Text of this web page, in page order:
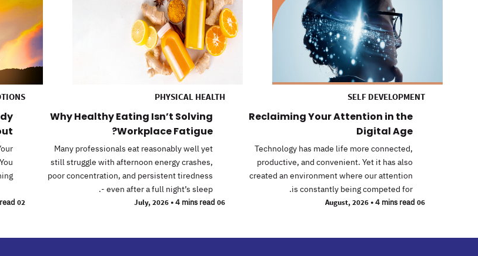
SELF DEVELOPMENT
Reclaiming Your Attention in the
Digital Age
Technology has made life more connected,
productive, and convenient. Yet it has also
created an environment where our attention
is constantly being competed for.
06 August, 2026
•4 mins read
PHYSICAL HEALTH
Why Healthy Eating Isn’t Solving
Workplace Fatigue?
Many professionals eat reasonably well yet
still struggle with afternoon energy crashes,
poor concentration, and persistent tiredness
- even after a full night’s sleep.
06 July, 2026
•4 mins read
02 June, 2026